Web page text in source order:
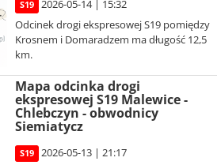
S19
2026-05-14 | 15:32
Odcinek drogi ekspresowej S19 pomiędzy
Krosnem i Domaradzem ma długość 12,5
km.
Mapa odcinka drogi
ekspresowej S19 Malewice -
Chlebczyn - obwodnicy
Siemiatycz
S19
2026-05-13 | 21:17